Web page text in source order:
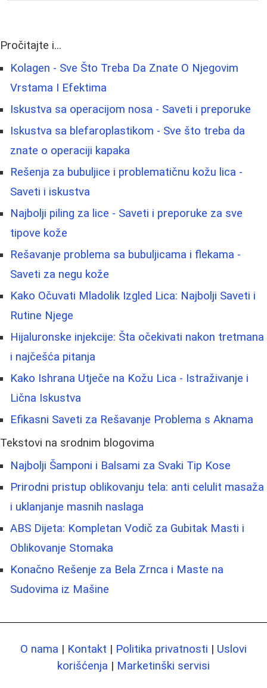
Pročitajte i...
Kolagen - Sve Što Treba Da Znate O Njegovim
Vrstama I Efektima
Iskustva sa operacijom nosa - Saveti i preporuke
Iskustva sa blefaroplastikom - Sve što treba da
znate o operaciji kapaka
Rešenja za bubuljice i problematičnu kožu lica -
Saveti i iskustva
Najbolji piling za lice - Saveti i preporuke za sve
tipove kože
Rešavanje problema sa bubuljicama i flekama -
Saveti za negu kože
Kako Očuvati Mladolik Izgled Lica: Najbolji Saveti i
Rutine Njege
Hijaluronske injekcije: Šta očekivati nakon tretmana
i najčešća pitanja
Kako Ishrana Utječe na Kožu Lica - Istraživanje i
Lična Iskustva
Efikasni Saveti za Rešavanje Problema s Aknama
Tekstovi na srodnim blogovima
Najbolji Šamponi i Balsami za Svaki Tip Kose
Prirodni pristup oblikovanju tela: anti celulit masaža
i uklanjanje masnih naslaga
ABS Dijeta: Kompletan Vodič za Gubitak Masti i
Oblikovanje Stomaka
Konačno Rešenje za Bela Zrnca i Maste na
Sudovima iz Mašine
O nama | Kontakt | Politika privatnosti | Uslovi
korišćenja | Marketinški servisi